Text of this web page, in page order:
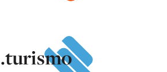
.turismo